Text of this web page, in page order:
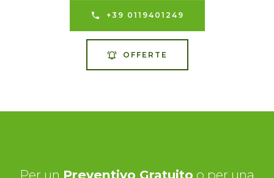
+39 0119401249
OFFERTE
Per un Preventivo Gratuito o per una